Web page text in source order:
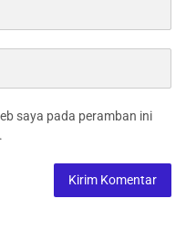
saya pada peramban ini